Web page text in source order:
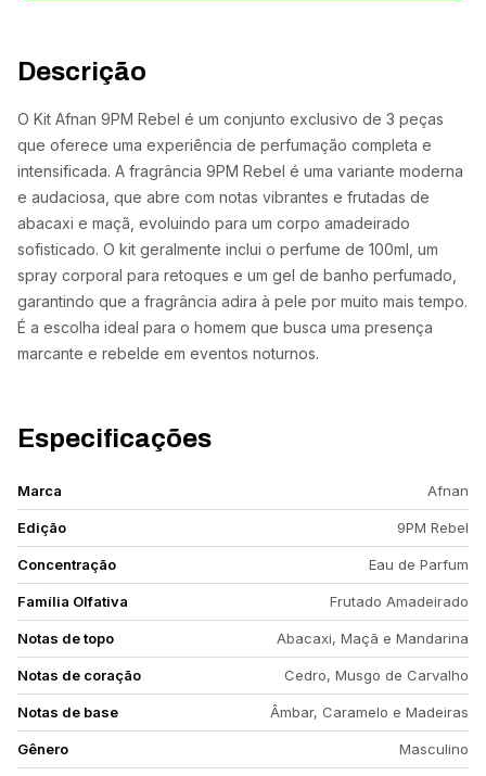
Descrição
O Kit Afnan 9PM Rebel é um conjunto exclusivo de 3 peças
que oferece uma experiência de perfumação completa e
intensificada. A fragrância 9PM Rebel é uma variante moderna
e audaciosa, que abre com notas vibrantes e frutadas de
abacaxi e maçã, evoluindo para um corpo amadeirado
sofisticado. O kit geralmente inclui o perfume de 100ml, um
spray corporal para retoques e um gel de banho perfumado,
garantindo que a fragrância adira à pele por muito mais tempo.
É a escolha ideal para o homem que busca uma presença
marcante e rebelde em eventos noturnos.
Especificações
Marca Afnan
Edição 9PM Rebel
Concentração Eau de Parfum
Família Olfativa Frutado Amadeirado
Notas de topo Abacaxi, Maçã e Mandarina
Notas de coração Cedro, Musgo de Carvalho
Notas de base Âmbar, Caramelo e Madeiras
Gênero Masculino